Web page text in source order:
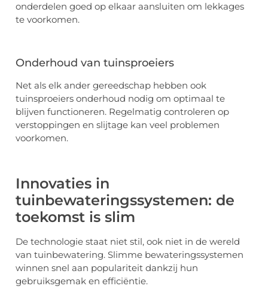
onderdelen goed op elkaar aansluiten om lekkages
te voorkomen.
Onderhoud van tuinsproeiers
Net als elk ander gereedschap hebben ook
tuinsproeiers onderhoud nodig om optimaal te
blijven functioneren. Regelmatig controleren op
verstoppingen en slijtage kan veel problemen
voorkomen.
Innovaties in
tuinbewateringssystemen: de
toekomst is slim
De technologie staat niet stil, ook niet in de wereld
van tuinbewatering. Slimme bewateringssystemen
winnen snel aan populariteit dankzij hun
gebruiksgemak en efficiëntie.